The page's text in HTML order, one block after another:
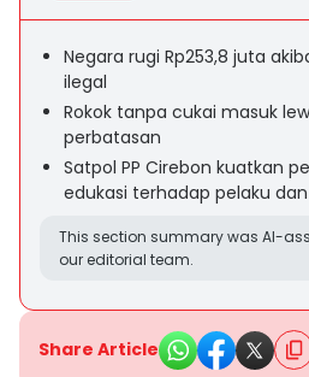
Negara rugi Rp253,8 juta
ilegal
Rokok tanpa cukai masuk
perbatasan
Satpol PP Cirebon kuatkan
edukasi terhadap pelaku
This section summary was AI-
our editorial team.
Share Article